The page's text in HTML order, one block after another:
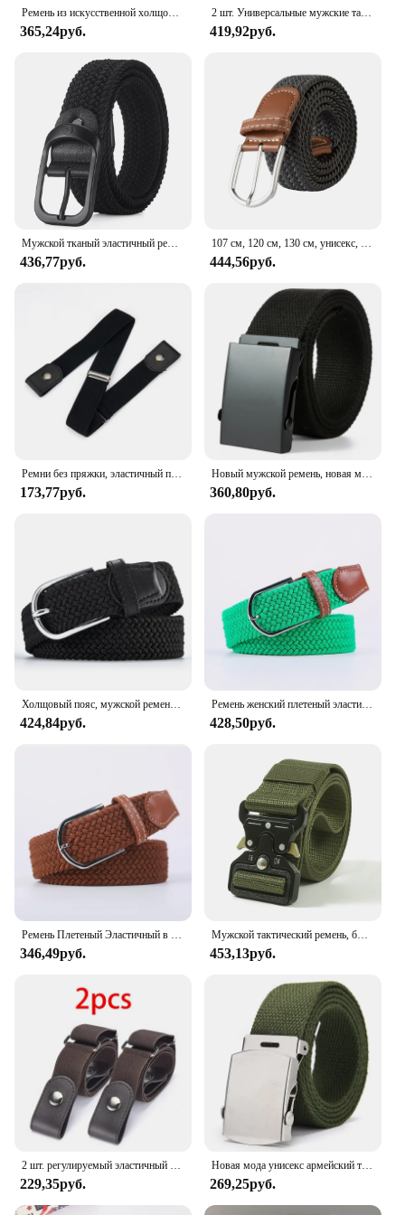
Ремень из искусственной холщовой ткани для мужчин и женщин, универсальный Пояс для брюк в Корейском стиле, не требует пробивки отверстий
365,24руб.
2 шт. Универсальные мужские тактические ремни-прочный, регулируемый дизайн-для любителей охоты и спорта на открытом воздухе
419,92руб.
Мужской тканый эластичный ремень без пряжки, эластичный ремень для гольфа, повседневный ремень для мужчин и женщин
436,77руб.
107 см, 120 см, 130 см, унисекс, повседневная трикотажная штифтовая ткань, эластичный расширяемый эластичный ремень для женщин и мужчин, пояс
444,56руб.
173,77руб.
Новый мужской ремень, новая мода, унисекс, поясной ремень, джинсы, мужской повседневный роскошный холст, 3,8 см, лямка, пояс Ceinture Femme
360,80руб.
424,84руб.
Ремень женский плетеный эластичный, 107/120/130 см
428,50руб.
346,49руб.
Мужской тактический ремень, быстросъемный уличный ремень с пряжкой из цинкового сплава, мягкий ремень из настоящего нейлона, спортивный ремень для пешего туризма, кемпинга, охоты
453,13руб.
229,35руб.
Новая мода унисекс армейский тактический поясной ремень джинсы мужской повседневный мужской женский ремень холст 3,8 см лямка пояс Ceinture Femme
269,25руб.